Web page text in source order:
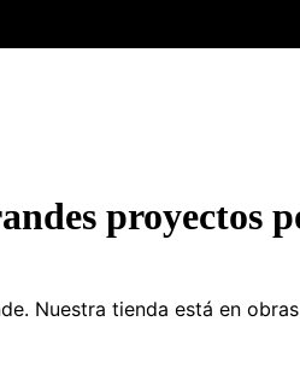
proyectos
Nuestra tienda está en